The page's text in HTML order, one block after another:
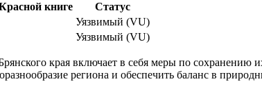
книге
Статус
Уязвимый (VU)
Уязвимый (VU)
края включает в себя меры по сохранению
региона и обеспечить баланс в